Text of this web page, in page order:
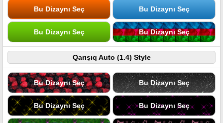
Bu Dizaynı Seç Bu Dizaynı Seç
Bu Dizaynı Seç Bu Dizaynı Seç
Qarışıq Auto (1.4) Style
Bu Dizaynı Seç Bu Dizaynı Seç
Bu Dizaynı Seç Bu Dizaynı Seç